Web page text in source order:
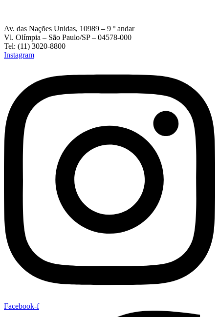
Av. das Nações Unidas, 10989 – 9 º andar
Vl. Olímpia – São Paulo/SP – 04578-000
Tel: (11) 3020-8800
Instagram
Facebook-f